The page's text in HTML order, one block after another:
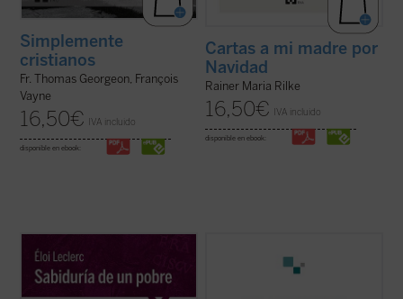
Simplemente
cristianos
Fr. Thomas Georgeon, François
Vayne
16,50€ IVA incluido
disponible en ebook:
Cartas a mi madre por
Navidad
Rainer Maria Rilke
16,50€ IVA incluido
disponible en ebook:
En este gran clásico de la literatura
espiritual, el franciscano francés Éloi
Leclerc lleva a cabo una entrañable
relectura de la «sabiduría» del Pobrecillo de
contenía una serie de «cartas dirigidas a
Dios». Consciente de que estaba haciendo